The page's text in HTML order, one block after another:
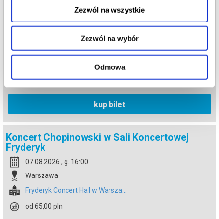
Zezwól na wszystkie
Zezwól na wybór
Odmowa
Koncert Chopinowski w Sali Koncertowej
Fryderyk
07.08.2026 , g. 14:30
Warszawa
Fryderyk Concert Hall w Warsza...
od 65,00 pln
kup bilet
Koncert Chopinowski w Sali Koncertowej
Fryderyk
07.08.2026 , g. 16:00
Warszawa
Fryderyk Concert Hall w Warsza...
od 65,00 pln